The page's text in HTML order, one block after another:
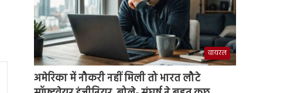
वायरल
अमेरिका में नौकरी नहीं मिली तो भारत लौटे